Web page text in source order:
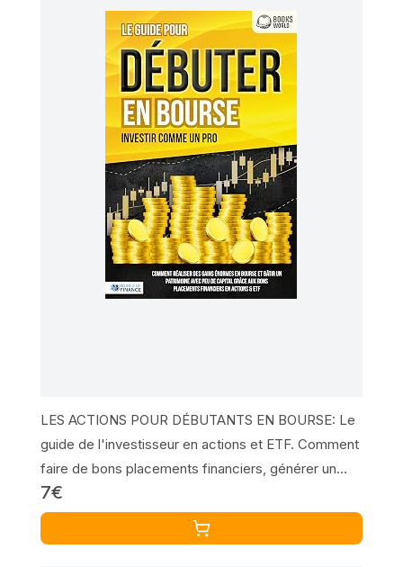
LES ACTIONS POUR DÉBUTANTS EN BOURSE: Le
guide de l'investisseur en actions et ETF. Comment
faire de bons placements financiers, générer un
revenu passif et accéder à l'indépendance
financière!
7€